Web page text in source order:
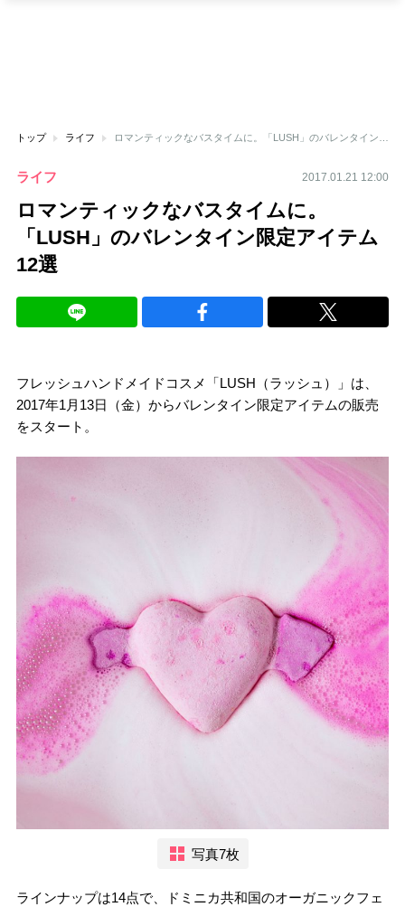
トップ ライフ
ライフ 2017.01.21 12:00
ロマンティックなバスタイムに。
「LUSH」のバレンタイン限定アイテム
12選
フレッシュハンドメイドコスメ「LUSH（ラッシュ）」は、
2017年1月13日（金）からバレンタイン限定アイテムの販売
をスタート。
写真7枚
ラインナップは14点で、ドミニカ共和国のオーガニックフェ